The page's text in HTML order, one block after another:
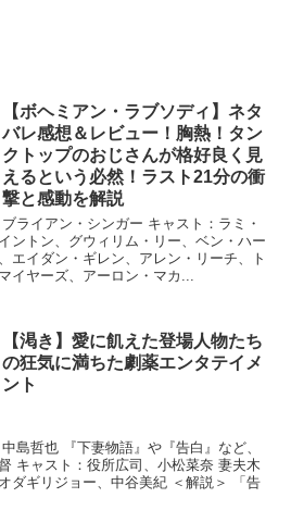
【ボヘミアン・ラブソディ】ネタ
バレ感想＆レビュー！胸熱！タン
クトップのおじさんが格好良く見
えるという必然！ラスト21分の衝
撃と感動を解説
ライアン・シンガー キャスト：ラミ・
ントン、グウィリム・リー、ベン・ハー
エイダン・ギレン、アレン・リーチ、ト
イヤーズ、アーロン・マカ...
【渇き】愛に飢えた登場人物たち
の狂気に満ちた劇薬エンタテイメ
ント
島哲也 『下妻物語』や『告白』など、
キャスト：役所広司、小松菜奈 妻夫木
ダギリジョー、中谷美紀 ＜解説＞ 「告